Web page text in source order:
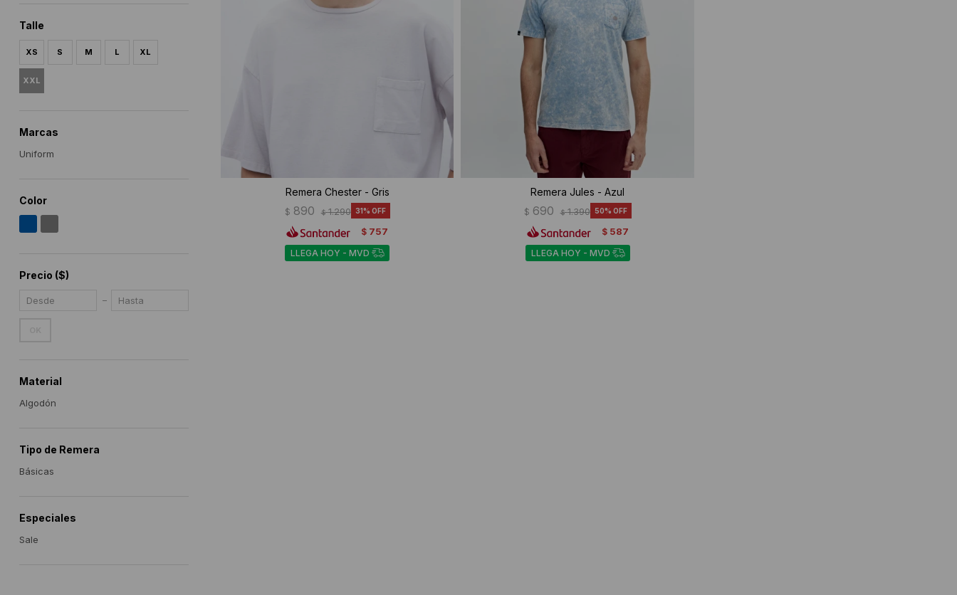
Remera Chester - Gris
$ 890 $ 1.290 31
$ 757
LLEGA HOY - MVD
Remera Jules - Azul
$ 690 $ 1.390 50
$ 587
LLEGA HOY - MVD
Talle
XS S M L XL
XXL
Marcas
Uniform
Color
Precio ($)
Material
Algodón
Tipo de Remera
Básicas
Especiales
Sale